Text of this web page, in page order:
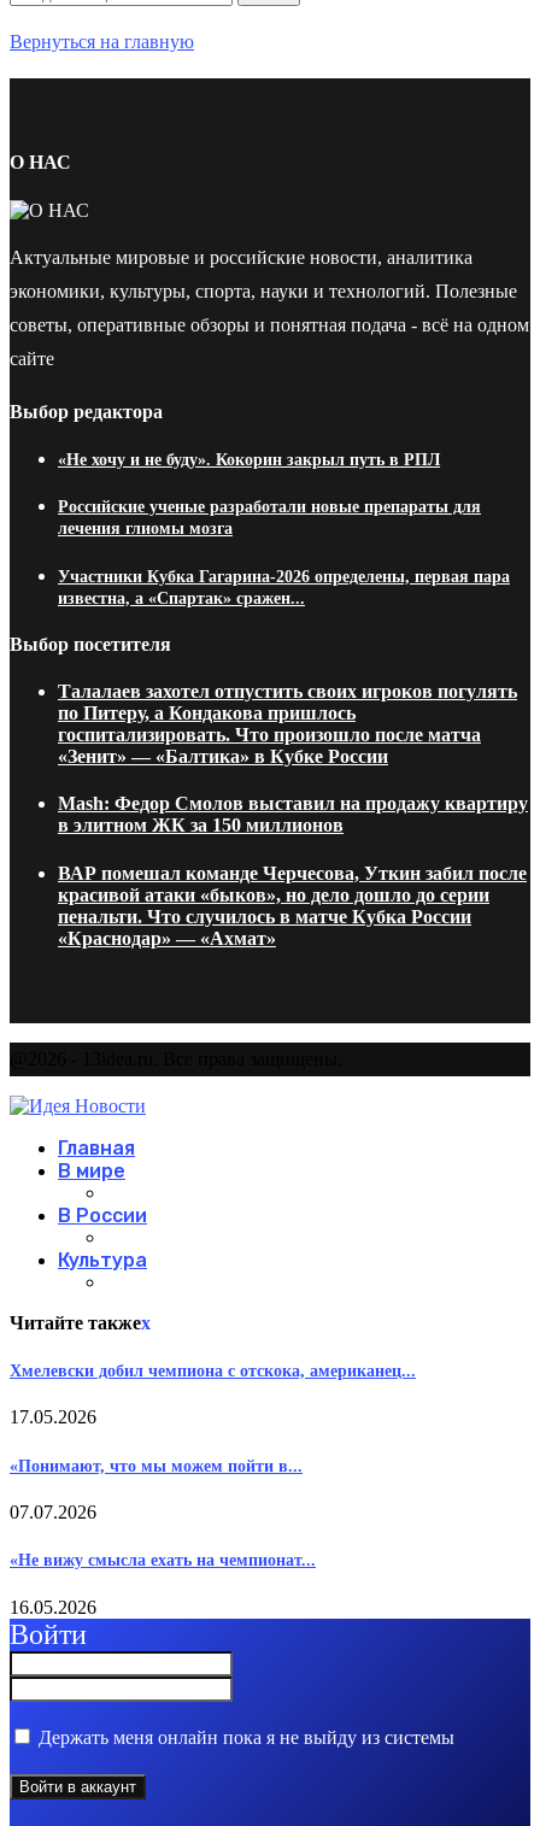
Вернуться на главную
О НАС
Актуальные мировые и российские новости, аналитика
экономики, культуры, спорта, науки и технологий. Полезные
советы, оперативные обзоры и понятная подача - всё на одном
сайте
Выбор редактора
«Не хочу и не буду». Кокорин закрыл путь в РПЛ
Российские ученые разработали новые препараты для
лечения глиомы мозга
Участники Кубка Гагарина-2026 определены, первая пара
известна, а «Спартак» сражен...
Выбор посетителя
Талалаев захотел отпустить своих игроков погулять
по Питеру, а Кондакова пришлось
госпитализировать. Что произошло после матча
«Зенит» — «Балтика» в Кубке России
Mash: Федор Смолов выставил на продажу квартиру
в элитном ЖК за 150 миллионов
ВАР помешал команде Черчесова, Уткин забил после
красивой атаки «быков», но дело дошло до серии
пенальти. Что случилось в матче Кубка России
«Краснодар» — «Ахмат»
Главная
В мире
В России
Культура
Читайте такжеx
Хмелевски добил чемпиона с отскока, американец...
17.05.2026
«Понимают, что мы можем пойти в...
07.07.2026
«Не вижу смысла ехать на чемпионат...
16.05.2026
Войти
Держать меня онлайн пока я не выйду из системы